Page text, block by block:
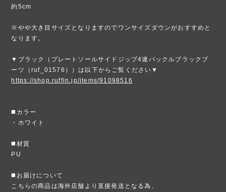
約5cm
※やや大き目サイズとなりますのでワンサイズダウンがおすすめと
なります。
▼ブラック（プレートソールサイドジップ4連バックルブラックブ
ーツ（ruf_01576））は以下からご覧ください▼
https://shop.ruffin.jp/items/91098516
◼️カラー
・ホワイト
◼️材質
PU
◼️お届けについて
こちらの商品は海外店舗より直接発送となる為、